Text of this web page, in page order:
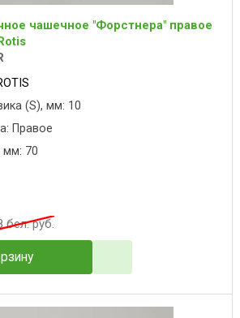
чашечное "Форстнера" правое
(S), мм: 10
Правое
мм: 70
бел. руб.